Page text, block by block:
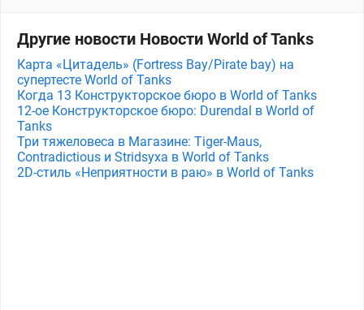
Другие новости Новости World of Tanks
Карта «Цитадель» (Fortress Bay/Pirate bay) на
супертесте World of Tanks
Когда 13 Конструкторское бюро в World of Tanks
12-ое Конструкторское бюро: Durendal в World of
Tanks
Три тяжеловеса в Магазине: Tiger-Maus,
Contradictious и Stridsyxa в World of Tanks
2D-стиль «Неприятности в раю» в World of Tanks